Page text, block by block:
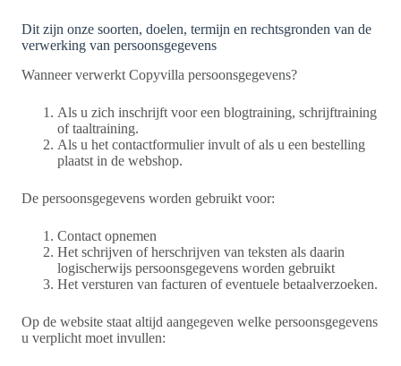
Dit zijn onze soorten, doelen, termijn en rechtsgronden van de
verwerking van persoonsgegevens
Wanneer verwerkt Copyvilla persoonsgegevens?
Als u zich inschrijft voor een blogtraining, schrijftraining
of taaltraining.
Als u het contactformulier invult of als u een bestelling
plaatst in de webshop.
De persoonsgegevens worden gebruikt voor:
Contact opnemen
Het schrijven of herschrijven van teksten als daarin
logischerwijs persoonsgegevens worden gebruikt
Het versturen van facturen of eventuele betaalverzoeken.
Op de website staat altijd aangegeven welke persoonsgegevens
u verplicht moet invullen: